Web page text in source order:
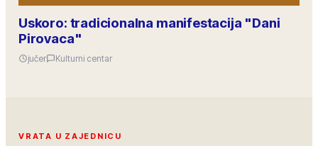
Uskoro: tradicionalna manifestacija "Dani
Pirovaca"
jučer Kulturni centar
VRATA U ZAJEDNICU